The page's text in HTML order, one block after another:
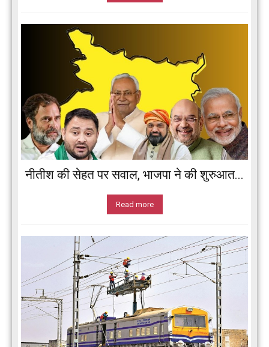
नीतीश की सेहत पर सवाल, भाजपा ने की शुरुआत...
Read more